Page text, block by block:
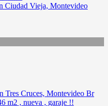
Ciudad Vieja, Montevideo